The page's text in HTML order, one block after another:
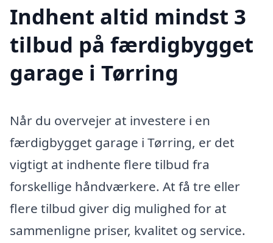
Indhent altid mindst 3
tilbud på færdigbygget
garage i Tørring
Når du overvejer at investere i en
færdigbygget garage i Tørring, er det
vigtigt at indhente flere tilbud fra
forskellige håndværkere. At få tre eller
flere tilbud giver dig mulighed for at
sammenligne priser, kvalitet og service.